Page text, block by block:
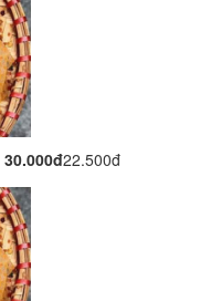
30.000đ22.500đ